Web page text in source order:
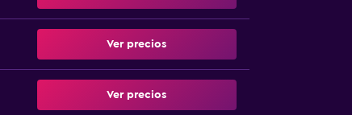
Ver precios
Ver precios